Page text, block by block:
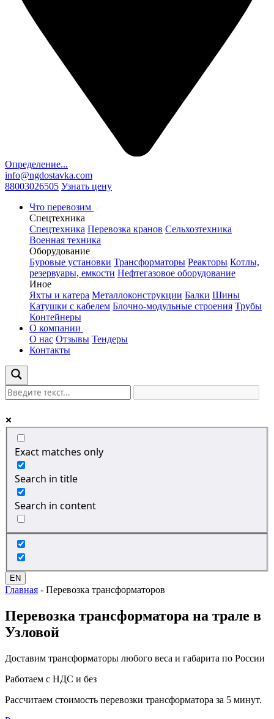
Определение...
info@ngdostavka.com
88003026505 Узнать цену
Что перевозим
Спецтехника
Спецтехника Перевозка кранов Сельхозтехника
Военная техника
Оборудование
Буровые установки Трансформаторы Реакторы Котлы,
резервуары, емкости Нефтегазовое оборудование
Иное
Яхты и катера Металлоконструкции Балки Шины
Катушки с кабелем Блочно-модульные строения Трубы
Контейнеры
О компании
О нас Отзывы Тендеры
Контакты
Exact matches only
Search in title
Search in content
EN
Главная - Перевозка трансформаторов
Перевозка трансформатора на трале в
Узловой
Доставим трансформаторы любого веса и габарита по России
Работаем с НДС и без
Рассчитаем стоимость перевозки трансформатора за 5 минут.